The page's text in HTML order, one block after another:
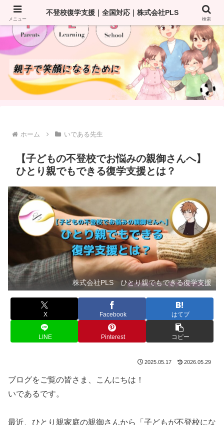
ホーム いである先生
【子どもの不登校でお悩みの親御さんへ】
ひとり親でもできる復学支援とは？
株式会社PLS ひとり親でもできる復学支援
X Facebook はてブ
LINE Pinterest コピー
2025.05.17 2026.05.29
ブログをご覧の皆さま、こんにちは！
いであるです。
最近、ひとり親家庭の親御さんから「子どもが不登校にな
メニュー
不登校復学支援｜全国対応｜株式会社PLS
検索